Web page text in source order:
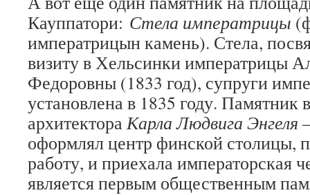
Кауппатори: Стела императрицы
императрицын камень). Стела,
визиту в Хельсинки императрицы
Федоровны (1833 год), супруги
установлена в 1835 году. Памятник
архитектора Карла Людвига Энгеля
оформлял центр финской столицы,
работу, и приехала императорская
является первым общественным